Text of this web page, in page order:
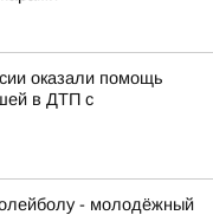
оказали помощь
в ДТП с
- молодёжный